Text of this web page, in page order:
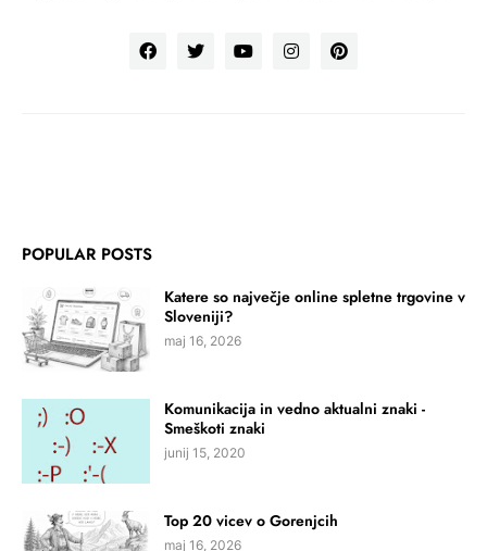
POPULAR POSTS
Katere so največje online spletne trgovine v
Sloveniji?
maj 16, 2026
Komunikacija in vedno aktualni znaki -
Smeškoti znaki
junij 15, 2020
Top 20 vicev o Gorenjcih
maj 16, 2026